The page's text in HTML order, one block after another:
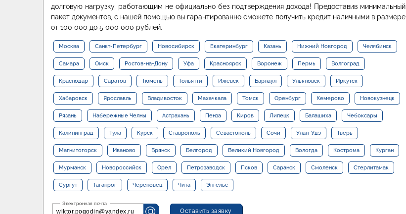
долговую нагрузку, работающим не официально без подтверждения дохода! Предоставив минимальный
пакет документов, с нашей помощью вы гарантированно сможете получить кредит наличными в размере
от 100 000 до 5 000 000 рублей.
Москва Санкт-Петербург Новосибирск Екатеринбург Казань Нижний Новгород Челябинск
Самара Омск Ростов-на-Дону Уфа Красноярск Воронеж Пермь Волгоград
Краснодар Саратов Тюмень Тольятти Ижевск Барнаул Ульяновск Иркутск
Хабаровск Ярославль Владивосток Махачкала Томск Оренбург Кемерово Новокузнецк
Рязань Набережные Челны Астрахань Пенза Киров Липецк Балашиха Чебоксары
Калининград Тула Курск Ставрополь Севастополь Сочи Улан-Удэ Тверь
Магнитогорск Иваново Брянск Белгород Великий Новгород Вологда Кострома Курган
Мурманск Новороссийск Орел Петрозаводск Псков Саранск Смоленск Стерлитамак
Сургут Таганрог Череповец Чита Энгельс
wiktor.pogodin@yandex.ru Оставить заявку